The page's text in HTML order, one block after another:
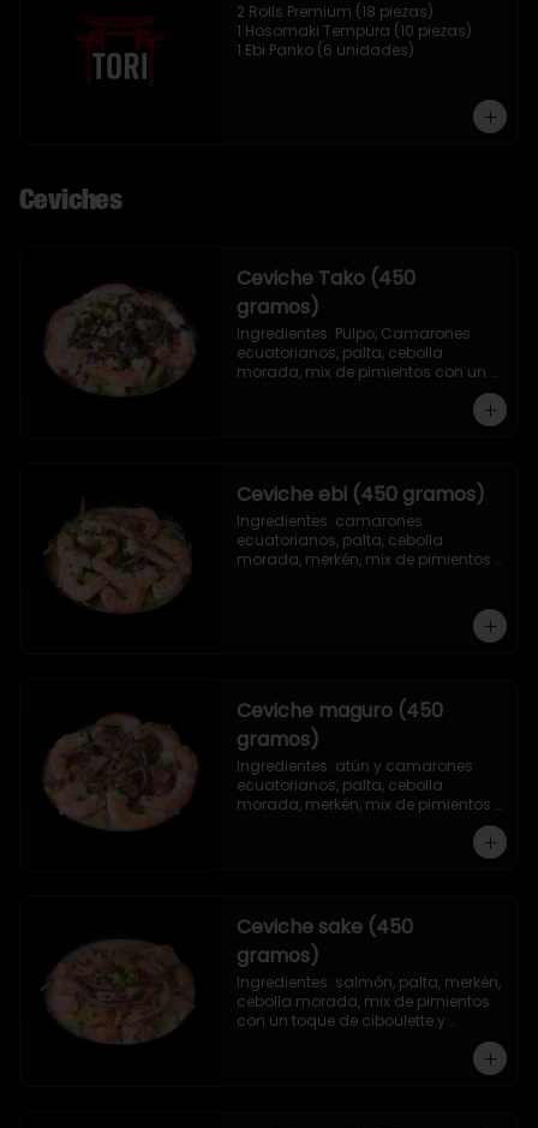
2 Rolls Premium (18 piezas)
1 Hosomaki Tempura (10 piezas)
1 Ebi Panko (6 unidades)
Ceviches
Ceviche Tako (450
gramos)
Ingredientes: Pulpo, Camarones
ecuatorianos, palta, cebolla
morada, mix de pimientos con un
toque de ciboulette, merkén, cilantro
Ceviche ebi (450 gramos)
Ingredientes: camarones
ecuatorianos, palta, cebolla
morada, merkén, mix de pimientos
Ceviche maguro (450
gramos)
Ingredientes: atún y camarones
ecuatorianos, palta, cebolla
morada, merkén, mix de pimientos
Ceviche sake (450
gramos)
Ingredientes: salmón, palta, merkén,
cebolla morada, mix de pimientos
con un toque de ciboulette y